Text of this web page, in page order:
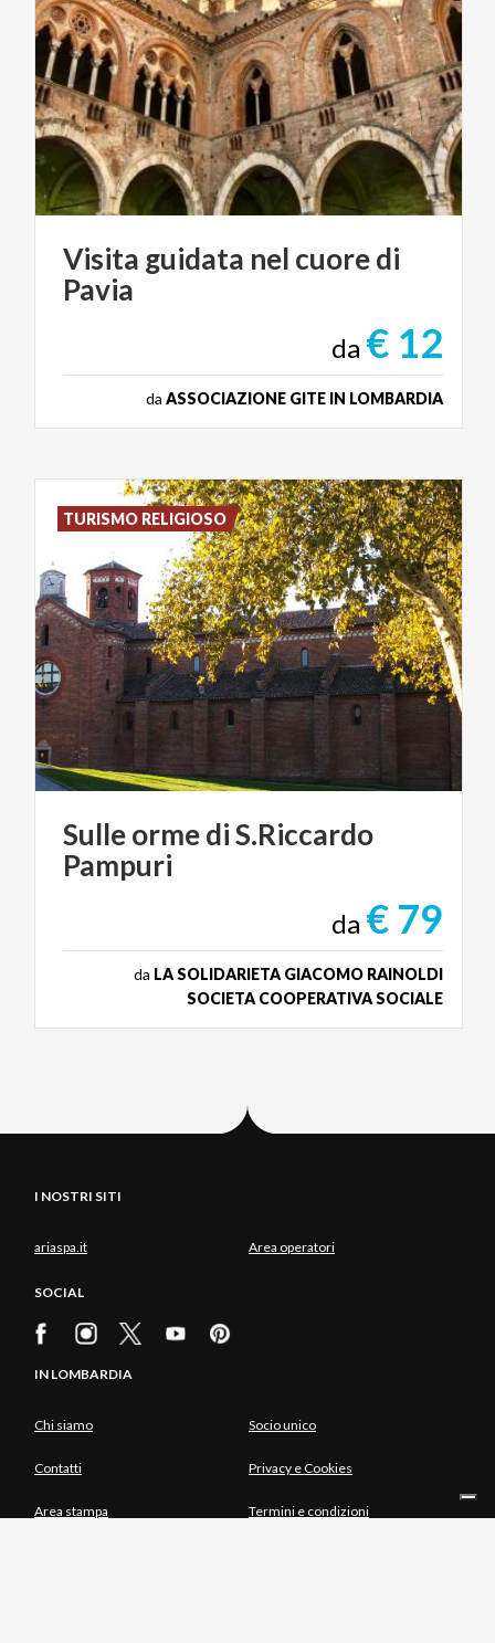
Visita guidata nel cuoredi
Pavia
da € 12
da ASSOCIAZIONE GITE IN LOMBARDIA
SulleormediS.Riccardo
Pampuri
da € 79
da LA SOLIDARIETA GIACOMO RAINOLDI
SOCIETA COOPERATIVA SOCIALE
TURISMO RELIGIOSO
I NOSTRI SITI
ariaspa.it Area operatori
SOCIAL
IN LOMBARDIA
Chi siamo Socio unico
Contatti Privacy e Cookies
Area stampa Termini e condizioni